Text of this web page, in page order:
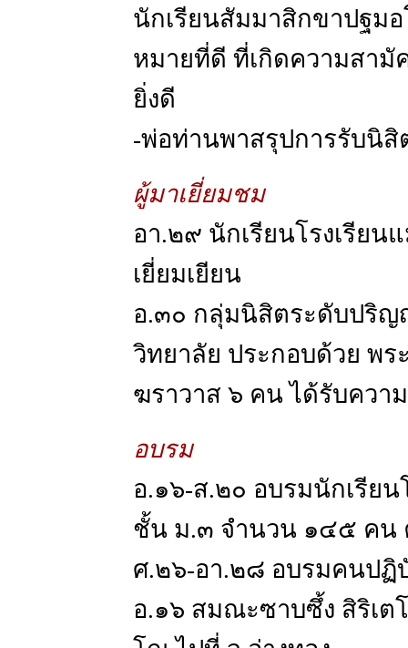
นักเรียนสัมมาสิกขาปฐม
หมายที่ดี ที่เกิดความสามั
ยิ่งดี
-พ่อท่านพาสรุปการรับนิ
ผู้มาเยี่ยมชม
อา.๒๙ นักเรียนโรงเรียน
เยี่ยมเยียน
อ.๓๐ กลุ่มนิสิตระดับปริ
วิทยาลัย ประกอบด้วย พ
ฆราวาส ๖ คน ได้รับควา
อบรม
อ.๑๖-ส.๒๐ อบรมนักเรีย
ชั้น ม.๓ จำนวน ๑๔๕ คน
ศ.๒๖-อา.๒๘ อบรมคนป
อ.๑๖ สมณะซาบซึ้ง สิริเ